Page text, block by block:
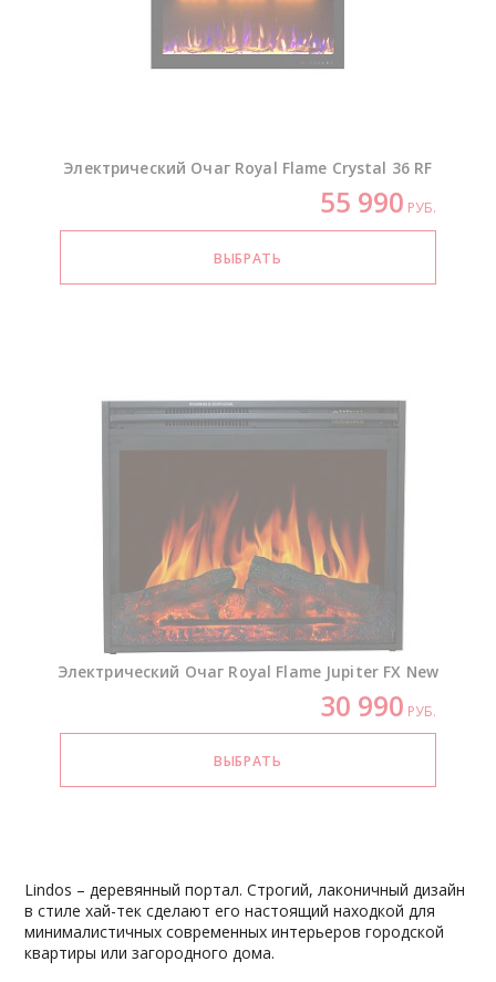
Электрический Очаг Royal Flame Crystal 36 RF
55 990 РУБ.
Электрический Очаг Royal Flame Jupiter FX New
30 990 РУБ.
Lindos – деревянный портал. Строгий, лаконичный дизайн
в стиле хай-тек сделают его настоящий находкой для
минималистичных современных интерьеров городской
квартиры или загородного дома.